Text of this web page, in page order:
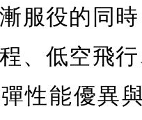
服役的同
、低空飛
性能優異